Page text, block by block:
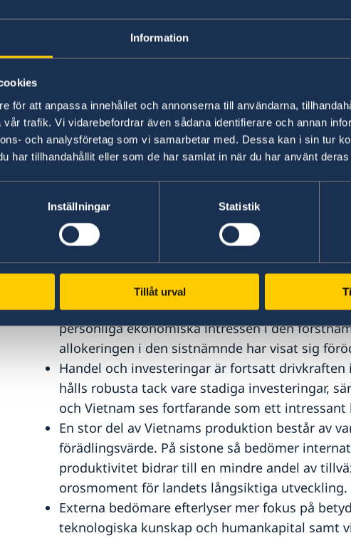
Information
för att anpassa innehållet och annonserna till användarna,
trafik. Vi vidarebefordrar även sådana identifierare och annan
och analysföretag som vi samarbetar med. Dessa kan i sin tur
har tillhandahållit eller som de har samlat in när du har använt deras
Inställningar Statistik
Tillåt urval
Vietnams tillväxttakt har sjunkit från de
till dryga 5 % för 2014. Bedömare anser att
%. Detta i och med Vietnams exceptionella
yngre än 35 år, en pågående urbanisering (70
på landsbygden) och en motiverad och
fortsätter att växa.
Att hålla nere inflationen för att skapa ett
Vietnam lyckats väl med. Med en tydlig
makroekonomiska problem har staten lyckats
nivåer om 20 % till dagens 3-6 %. Den
talet gradvis försvagats mot dollarn, men
President Sangs uttalande att ”lower growth
for macroeconomic stability” beskriver väl
Problemen i den vietnamesiska ekonomin kan
förkortningarna SOE (State-owned
En gigantisk och ineffektiv statlig sektor,
personliga ekonomiska intressen i den
allokeringen i den sistnämnde har visat sig
Handel och investeringar är fortsatt
hålls robusta tack vare stadiga investeringar,
och Vietnam ses fortfarande som ett
En stor del av Vietnams produktion består av
förädlingsvärde. På sistone så bedömer
produktivitet bidrar till en mindre andel av
orosmoment för landets långsiktiga utveckling.
Externa bedömare efterlyser mer fokus på
teknologiska kunskap och humankapital samt